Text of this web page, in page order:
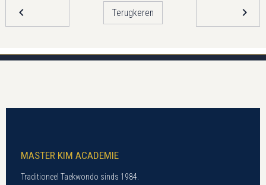
Terugkeren
MASTER KIM ACADEMIE
Traditioneel Taekwondo sinds 1984.